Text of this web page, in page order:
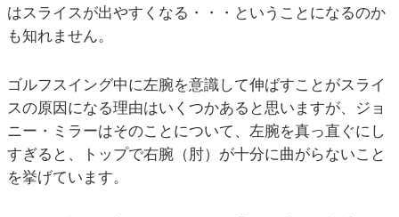
はスライスが出やすくなる・・・ということになるのか
も知れません。
ゴルフスイング中に左腕を意識して伸ばすことがスライ
スの原因になる理由はいくつかあると思いますが、ジョ
ニー・ミラーはそのことについて、左腕を真っ直ぐにし
すぎると、トップで右腕（肘）が十分に曲がらないこと
を挙げています。